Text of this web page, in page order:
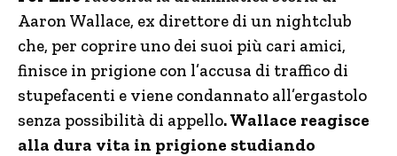
Aaron Wallace, ex direttore di un nightclub
che, per coprire uno dei suoi più cari amici,
finisce in prigione con l’accusa di traffico di
stupefacenti e viene condannato all’ergastolo
senza possibilità di appello. Wallace reagisce
alla dura vita in prigione studiando